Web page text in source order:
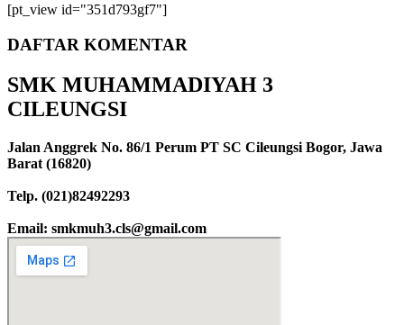
[pt_view id="351d793gf7"]
DAFTAR KOMENTAR
SMK MUHAMMADIYAH 3
CILEUNGSI
Jalan Anggrek No. 86/1 Perum PT SC Cileungsi Bogor, Jawa
Barat (16820)
Telp. (021)82492293
Email: smkmuh3.cls@gmail.com